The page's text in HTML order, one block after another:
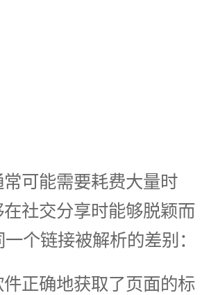
可能需要耗费大量时
社交分享时能够脱颖而
个链接被解析的差别：
正确地获取了页面的标